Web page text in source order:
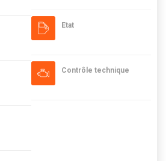
Etat
Contrôle technique